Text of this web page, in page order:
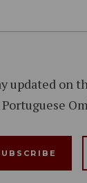
updated on